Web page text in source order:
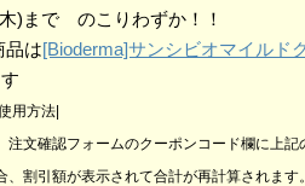
)まで のこりわずか！！
は[Bioderma]サンシビオマイルド
用方法|
注文確認フォームのクーポンコード欄に上記
、割引額が表示されて合計が再計算されます。